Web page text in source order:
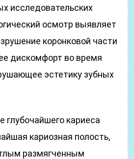
исследовательских
осмотр выявляет
коронковой части
дискомфорт во время
эстетику зубных
глубочайшего кариеса
кариозная полость,
размягченным